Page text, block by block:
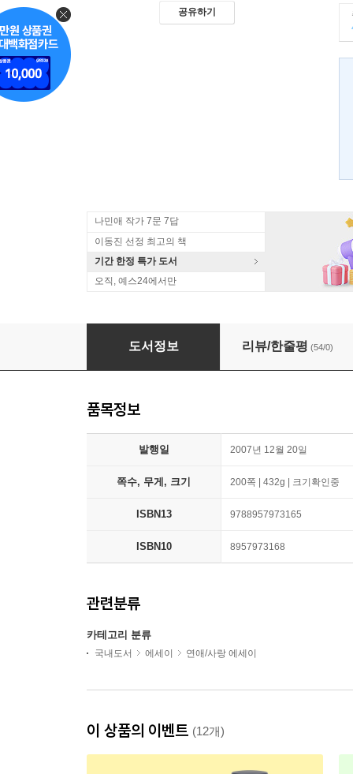
공유하기
나민애 작가 7문 7답
이동진 선정 최고의 책
기간 한정 특가 도서
오직, 예스24에서만
사랑한다 사랑하지 않는다
도서정보 리뷰/한줄평 (54/0)
품목정보
발행일 2007년 12월 20일
쪽수, 무게, 크기 200쪽 | 432g | 크기확인중
ISBN13 9788957973165
ISBN10 8957973168
관련분류
카테고리 분류
국내도서 에세이 연애/사랑 에세이
이 상품의 이벤트 (12개)